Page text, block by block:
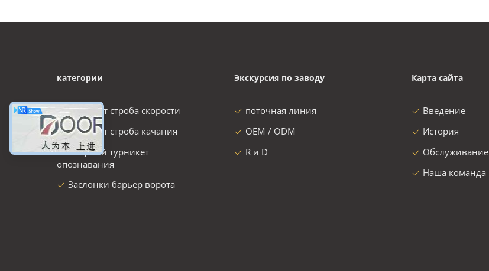
категории
турникет строба скорости
турникет строба качания
Лицевой турникет
опознавания
Заслонки барьер ворота
Экскурсия по заводу
поточная линия
OEM / ODM
R и D
Карта сайта
Введение
История
Обслуживание
Наша команда